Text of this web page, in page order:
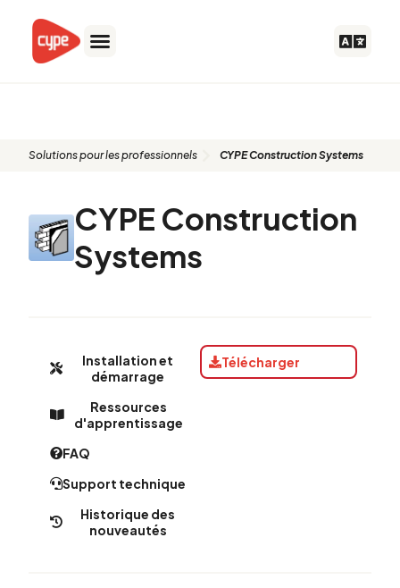
contenu
Solutions pour les professionnels CYPE Construction Systems
CYPE Construction
Systems
Installation et
démarrage
Ressources
d'apprentissage
FAQ
Support technique
Historique des
nouveautés​
Télécharger